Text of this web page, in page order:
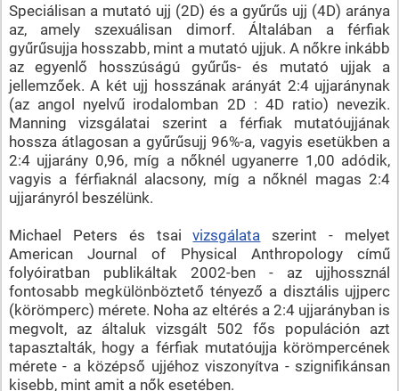
Speciálisan a mutató ujj (2D) és a gyűrűs ujj (4D) aránya
az, amely szexuálisan dimorf. Általában a férfiak
gyűrűsujja hosszabb, mint a mutató ujjuk. A nőkre inkább
az egyenlő hosszúságú gyűrűs- és mutató ujjak a
jellemzőek. A két ujj hosszának arányát 2:4 ujjaránynak
(az angol nyelvű irodalomban 2D : 4D ratio) nevezik.
Manning vizsgálatai szerint a férfiak mutatóujjának
hossza átlagosan a gyűrűsujj 96%-a, vagyis esetükben a
2:4 ujjarány 0,96, míg a nőknél ugyanerre 1,00 adódik,
vagyis a férfiaknál alacsony, míg a nőknél magas 2:4
ujjarányról beszélünk.
Michael Peters és tsaivizsgálata szerint - melyet
American Journal of Physical Anthropology című
folyóiratban publikáltak 2002-ben - az ujjhossznál
fontosabb megkülönböztető tényező a disztális ujjperc
(körömperc) mérete. Noha az eltérés a 2:4 ujjarányban is
megvolt, az általuk vizsgált 502 fős populáción azt
tapasztalták, hogy a férfiak mutatóujja körömpercének
mérete - a középső ujjéhoz viszonyítva - szignifikánsan
kisebb, mint amit a nők esetében.